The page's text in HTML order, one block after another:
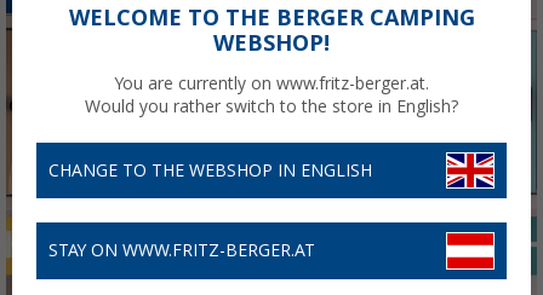
WELCOME TO THE BERGER CAMPING
WEBSHOP!
You are currently on www.fritz-berger.at.
Would you rather switch to the store in English?
CHANGE TO THE WEBSHOP IN ENGLISH
STAY ON WWW.FRITZ-BERGER.AT